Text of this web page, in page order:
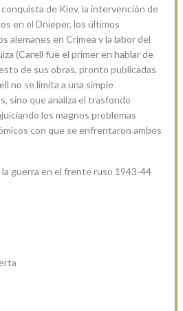
de Kiev, la intervención de
en el Dnieper, los últimos
alemanes en Crimea y la labor del
(Carell fue el primer en hablar de
de sus obras, pronto publicadas
no se limita a una simple
sino que analiza el trasfondo
los magnos problemas
con que se enfrentaron ambos
guerra en el frente ruso 1943-44